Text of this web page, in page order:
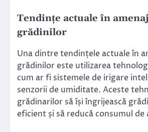
Tendințe actuale în
grădinilor
Una dintre tendințele actuale în
grădinilor este utilizarea
cum ar fi sistemele de irigare
senzorii de umiditate. Aceste
grădinarilor să își îngrijească
eficient și să reducă consumul de